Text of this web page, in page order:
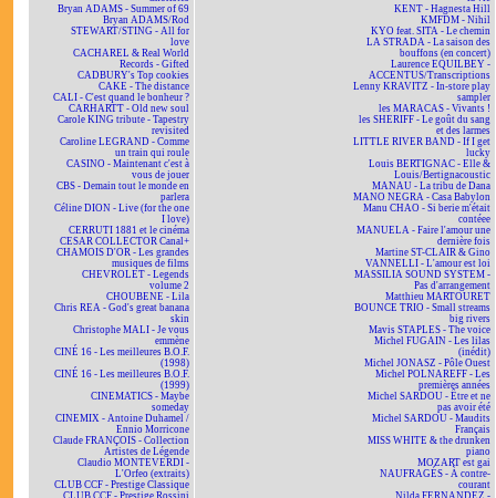
Bryan ADAMS - Summer of 69
Bryan ADAMS/Rod
STEWART/STING - All for
love
CACHAREL & Real World
Records - Gifted
CADBURY's Top cookies
CAKE - The distance
CALI - C'est quand le bonheur ?
CARHARTT - Old new soul
Carole KING tribute - Tapestry
revisited
Caroline LEGRAND - Comme
un train qui roule
CASINO - Maintenant c'est à
vous de jouer
CBS - Demain tout le monde en
parlera
Céline DION - Live (for the one
I love)
CERRUTI 1881 et le cinéma
CESAR COLLECTOR Canal+
CHAMOIS D'OR - Les grandes
musiques de films
CHEVROLET - Legends
volume 2
CHOUBENE - Lila
Chris REA - God's great banana
skin
Christophe MALI - Je vous
emmène
CINÉ 16 - Les meilleures B.O.F.
(1998)
CINÉ 16 - Les meilleures B.O.F.
(1999)
CINEMATICS - Maybe
someday
CINEMIX - Antoine Duhamel /
Ennio Morricone
Claude FRANÇOIS - Collection
Artistes de Légende
Claudio MONTEVERDI -
L'Orfeo (extraits)
CLUB CCF - Prestige Classique
CLUB CCF - Prestige Rossini
KENT - Hagnesta Hill
KMFDM - Nihil
KYO feat. SITA - Le chemin
LA STRADA - La saison des
bouffons (en concert)
Laurence EQUILBEY -
ACCENTUS/Transcriptions
Lenny KRAVITZ - In-store play
sampler
les MARACAS - Vivants !
les SHERIFF - Le goût du sang
et des larmes
LITTLE RIVER BAND - If I get
lucky
Louis BERTIGNAC - Elle &
Louis/Bertignacoustic
MANAU - La tribu de Dana
MANO NEGRA - Casa Babylon
Manu CHAO - Si berie m'était
contéee
MANUELA - Faire l'amour une
dernière fois
Martine ST-CLAIR & Gino
VANNELLI - L'amour est loi
MASSILIA SOUND SYSTEM -
Pas d'arrangement
Matthieu MARTOURET
BOUNCE TRIO - Small streams
big rivers
Mavis STAPLES - The voice
Michel FUGAIN - Les lilas
(inédit)
Michel JONASZ - Pôle Ouest
Michel POLNAREFF - Les
premières années
Michel SARDOU - Être et ne
pas avoir été
Michel SARDOU - Maudits
Français
MISS WHITE & the drunken
piano
MOZART est gai
NAUFRAGÉS - À contre-
courant
Nilda FERNANDEZ -